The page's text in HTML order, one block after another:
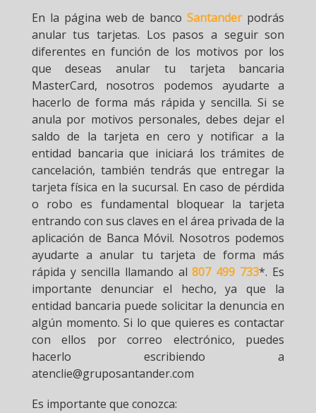
En la página web de bancoSantanderpodrás
anular tus tarjetas. Los pasos a seguir son
diferentes en función de los motivos por los
que deseas anular tu tarjeta bancaria
MasterCard, nosotros podemos ayudarte a
hacerlo de forma más rápida y sencilla. Si se
anula por motivos personales, debes dejar el
saldo de la tarjeta en cero y notificar a la
entidad bancaria que iniciará los trámites de
cancelación, también tendrás que entregar la
tarjeta física en la sucursal. En caso de pérdida
o robo es fundamental bloquear la tarjeta
entrando con sus claves en el área privada de la
aplicación de Banca Móvil. Nosotros podemos
ayudarte a anular tu tarjeta de forma más
rápida y sencilla llamando al807 499 733*. Es
importante denunciar el hecho, ya que la
entidad bancaria puede solicitar la denuncia en
algún momento. Si lo que quieres es contactar
con ellos por correo electrónico, puedes
hacerlo escribiendo a
atenclie@gruposantander.com
Es importante que conozca: